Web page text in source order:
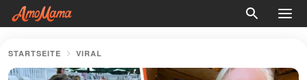
STARTSEITE VIRAL